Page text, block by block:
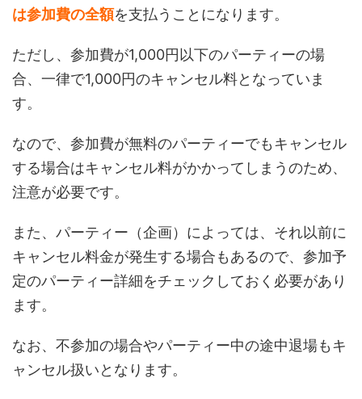
は参加費の全額を支払うことになります。
ただし、参加費が1,000円以下のパーティーの場
合、一律で1,000円のキャンセル料となっていま
す。
なので、参加費が無料のパーティーでもキャンセル
する場合はキャンセル料がかかってしまうのため、
注意が必要です。
また、パーティー（企画）によっては、それ以前に
キャンセル料金が発生する場合もあるので、参加予
定のパーティー詳細をチェックしておく必要があり
ます。
なお、不参加の場合やパーティー中の途中退場もキ
ャンセル扱いとなります。